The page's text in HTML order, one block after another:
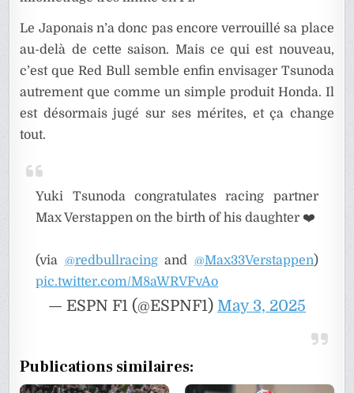
Le Japonais n’a donc pas encore verrouillé sa place
au-delà de cette saison. Mais ce qui est nouveau,
c’est que Red Bull semble enfin envisager Tsunoda
autrement que comme un simple produit Honda. Il
est désormais jugé sur ses mérites, et ça change
tout.
Yuki Tsunoda congratulates racing partner
Max Verstappen on the birth of his daughter ❤️
(via @redbullracingand @Max33Verstappen)
pic.twitter.com/M8aWRVFvAo
— ESPN F1 (@ESPNF1) May 3, 2025
Publications similaires: